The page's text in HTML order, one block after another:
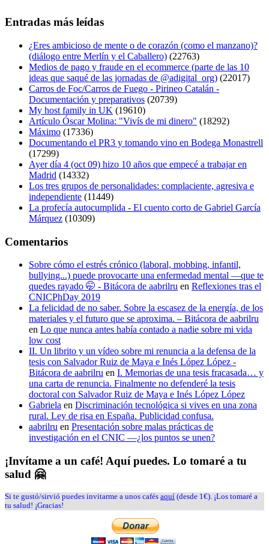
Entradas más leídas
¿Eres ambicioso de mente o de corazón (como el manzano)?
(diálogo entre Merlín y el Caballero) (22763)
Medios de pago y fraude en el ecommerce (parte de las 10
ideas que saqué de las jornadas de @adigital_org) (22017)
Carros de Foc/Carros de Fuego - Pirineo Catalán -
Documentación y preparativos (20739)
My host family in UK (19610)
Artículo Óscar Molina: "Vivís de mi dinero" (18292)
Máximo (17336)
Documentando el PR3 y tomando vino en Bodega Monastrell
(17299)
Ayer día 4 (oct 09) hizo 10 años que empecé a trabajar en
Madrid (14332)
Los tres grupos de personalidades: complaciente, agresiva e
independiente (11449)
La profecía autocumplida - El cuento corto de Gabriel García
Márquez (10309)
Comentarios
Sobre cómo el estrés crónico (laboral, mobbing, infantil,
bullying...) puede provocarte una enfermedad mental —que te
quedes rayado 🤭 - Bitácora de aabrilru en Reflexiones tras el
CNICPhDay 2019
La felicidad de no saber. Sobre la escasez de la energía, de los
materiales y el futuro que se aproxima. – Bitácora de aabrilru
en Lo que nunca antes había contado a nadie sobre mi vida
low cost
II. Un librito y un vídeo sobre mi renuncia a la defensa de la
tesis con Salvador Ruiz de Maya e Inés López López -
Bitácora de aabrilru en I. Memorias de una tesis fracasada… y
una carta de renuncia. Finalmente no defenderé la tesis
doctoral con Salvador Ruiz de Maya e Inés López López
Gabriela en Discriminación tecnológica si vives en una zona
rural. Ley de risa en España. Publicidad confusa.
aabrilru en Presentación sobre malas prácticas de
investigación en el CNIC —¿los puntos se unen?
¡Invítame a un café! Aquí puedes. Lo tomaré a tu
salud 🤗
Si te gustó/sirvió puedes invitarme a unos cafés aquí (desde 1€). ¡Los tomaré a
tu salud! ¡Gracias!